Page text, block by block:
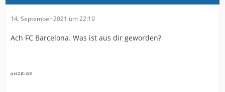
14. September 2021 um 22:19
Ach FC Barcelona. Was ist aus dir geworden?